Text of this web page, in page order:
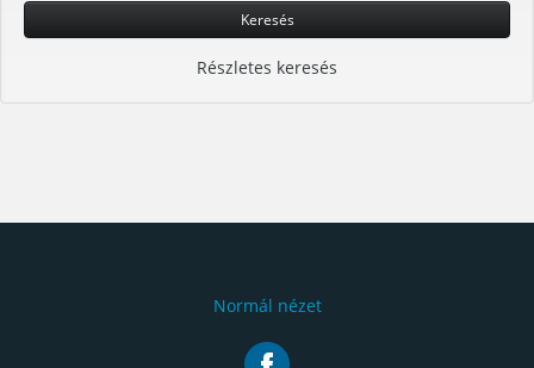
Keresés
Részletes keresés
Normál nézet